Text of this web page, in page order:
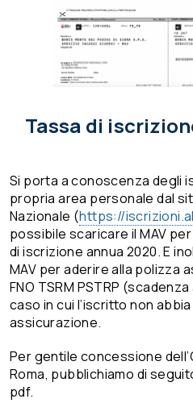
Tassa di
Si porta a conoscenza degli
propria area personale dal
Nazionale (https://
possibile scaricare il MAV
di iscrizione annua 2020. E
MAV per aderire alla polizza
FNO TSRM PSTRP
caso in cui l’iscritto non
assicurazione.
Per gentile concessione
Roma, pubblichiamo di
pdf.